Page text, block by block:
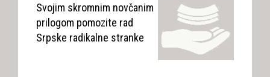
Svojim skromnim novčanim
prilogom pomozite rad
Srpske radikalne stranke